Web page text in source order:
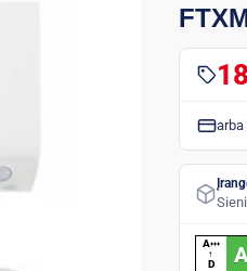
A+++
↑
D